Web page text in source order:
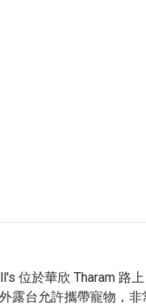
位於華欣 Tharam
露台允許攜帶寵物，非